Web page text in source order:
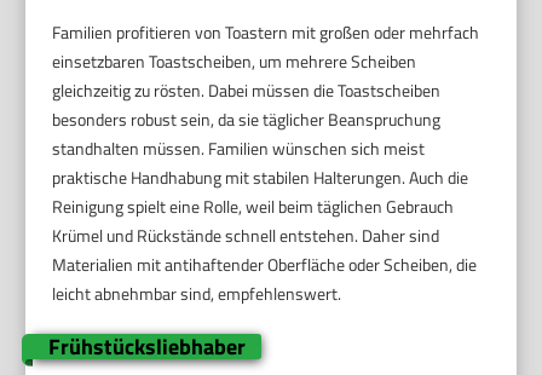
Familien profitieren von Toastern mit großen oder mehrfach
einsetzbaren Toastscheiben, um mehrere Scheiben
gleichzeitig zu rösten. Dabei müssen die Toastscheiben
besonders robust sein, da sie täglicher Beanspruchung
standhalten müssen. Familien wünschen sich meist
praktische Handhabung mit stabilen Halterungen. Auch die
Reinigung spielt eine Rolle, weil beim täglichen Gebrauch
Krümel und Rückstände schnell entstehen. Daher sind
Materialien mit antihaftender Oberfläche oder Scheiben, die
leicht abnehmbar sind, empfehlenswert.
Frühstücksliebhaber